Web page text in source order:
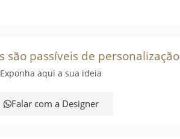
são passíveis de personalização
Exponha aqui a sua ideia
Falar com a Designer